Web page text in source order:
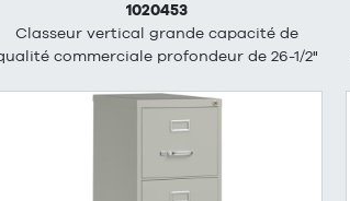
1020453
Classeur vertical grande capacité de
commerciale profondeur de 26-1/2"